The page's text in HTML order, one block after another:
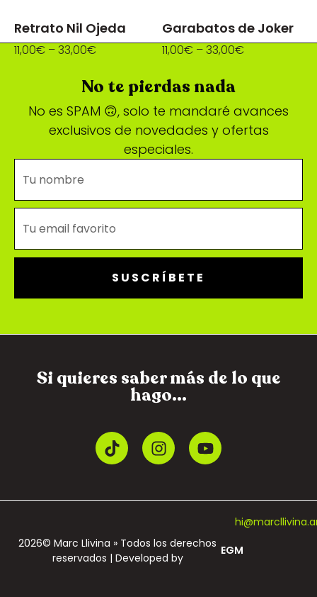
Retrato Nil Ojeda
11,00€ –33,00€
Garabatos de Joker
11,00€ –33,00€
No te pierdas nada
No es SPAM 🙃, solo te mandaré avances
exclusivos de novedades y ofertas
especiales.
SUSCRÍBETE
Si quieres saber más de lo que
hago...
2026© Marc Llivina » Todos los derechos
reservados | Developed by
EGM